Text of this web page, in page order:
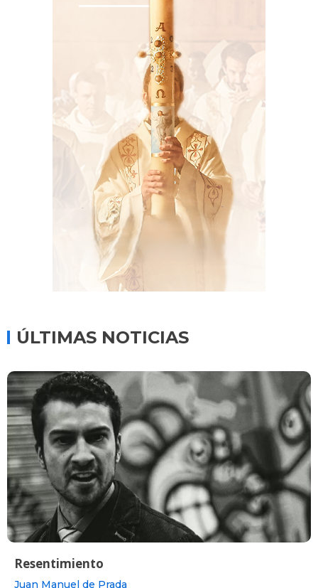
ÚLTIMAS NOTICIAS
Resentimiento
Juan Manuel de Prada